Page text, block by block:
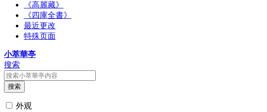
《高麗藏》
《四庫全書》
最近更改
特殊页面
小萃華亭
搜索
搜索
外观